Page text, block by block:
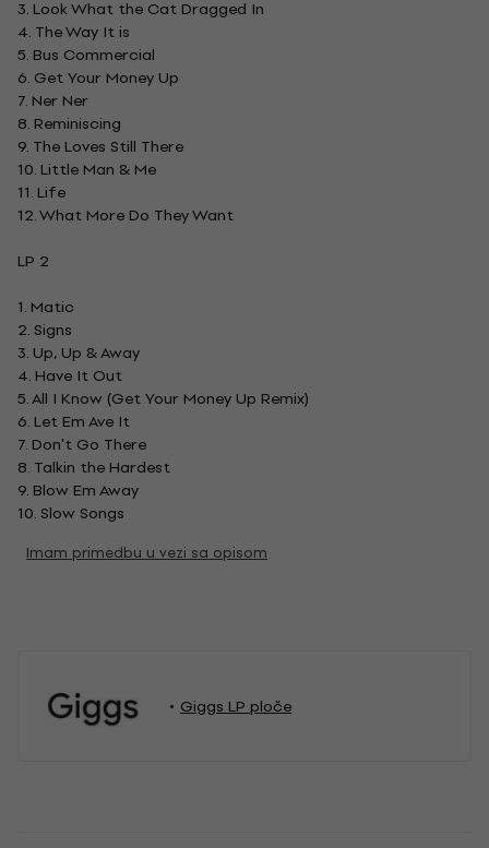
3. Look What the Cat Dragged In
4. The Way It is
5. Bus Commercial
6. Get Your Money Up
7. Ner Ner
8. Reminiscing
9. The Loves Still There
10. Little Man & Me
11. Life
12. What More Do They Want
LP 2
1. Matic
2. Signs
3. Up, Up & Away
4. Have It Out
5. All I Know (Get Your Money Up Remix)
6. Let Em Ave It
7. Don't Go There
8. Talkin the Hardest
9. Blow Em Away
10. Slow Songs
Imam primedbu u vezi sa opisom
Giggs LP ploče